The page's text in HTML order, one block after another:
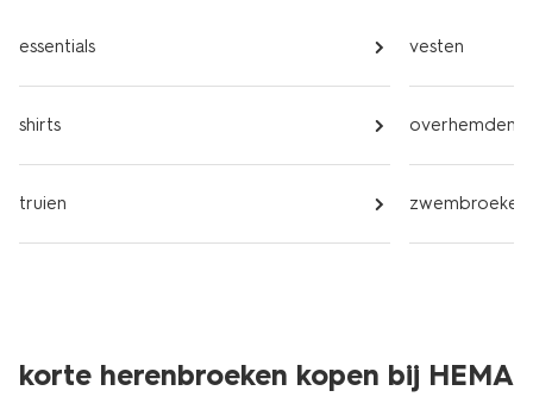
essentials
shirts
truien
vesten
overhemden
zwembroeken
korte herenbroeken kopen bij HEMA